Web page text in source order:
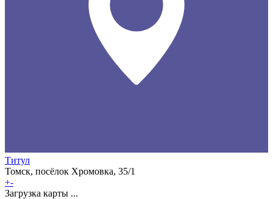
Титул
Томск, посёлок Хромовка, 35/1
+-
Загрузка карты ...